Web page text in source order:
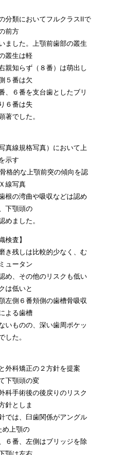
分類においてフルクラスIIで
前方
ました。上顎前歯部の叢生
叢生は軽
親知らず（８番）は萌出し
５番は欠
、６番を支台歯としたブリ
６番は失
著でした。
真線規格写真）において上
示す
格的な上顎前突の傾向を認
線写真
根の湾曲や吸収などは認め
下顎頭の
めました。
検査】
き残しは比較的少なく、む
ュータン
め、その他のリスクも低い
は低いと
左側６番頬側の歯槽骨吸収
よる歯槽
いものの、深い歯周ポケッ
した。
外科矯正の２方針を提案
下顎頭の変
科手術後の後戻りのリスク
針としま
では、臼歯関係がアングル
め上顎の
６番、左側はブリッジを除